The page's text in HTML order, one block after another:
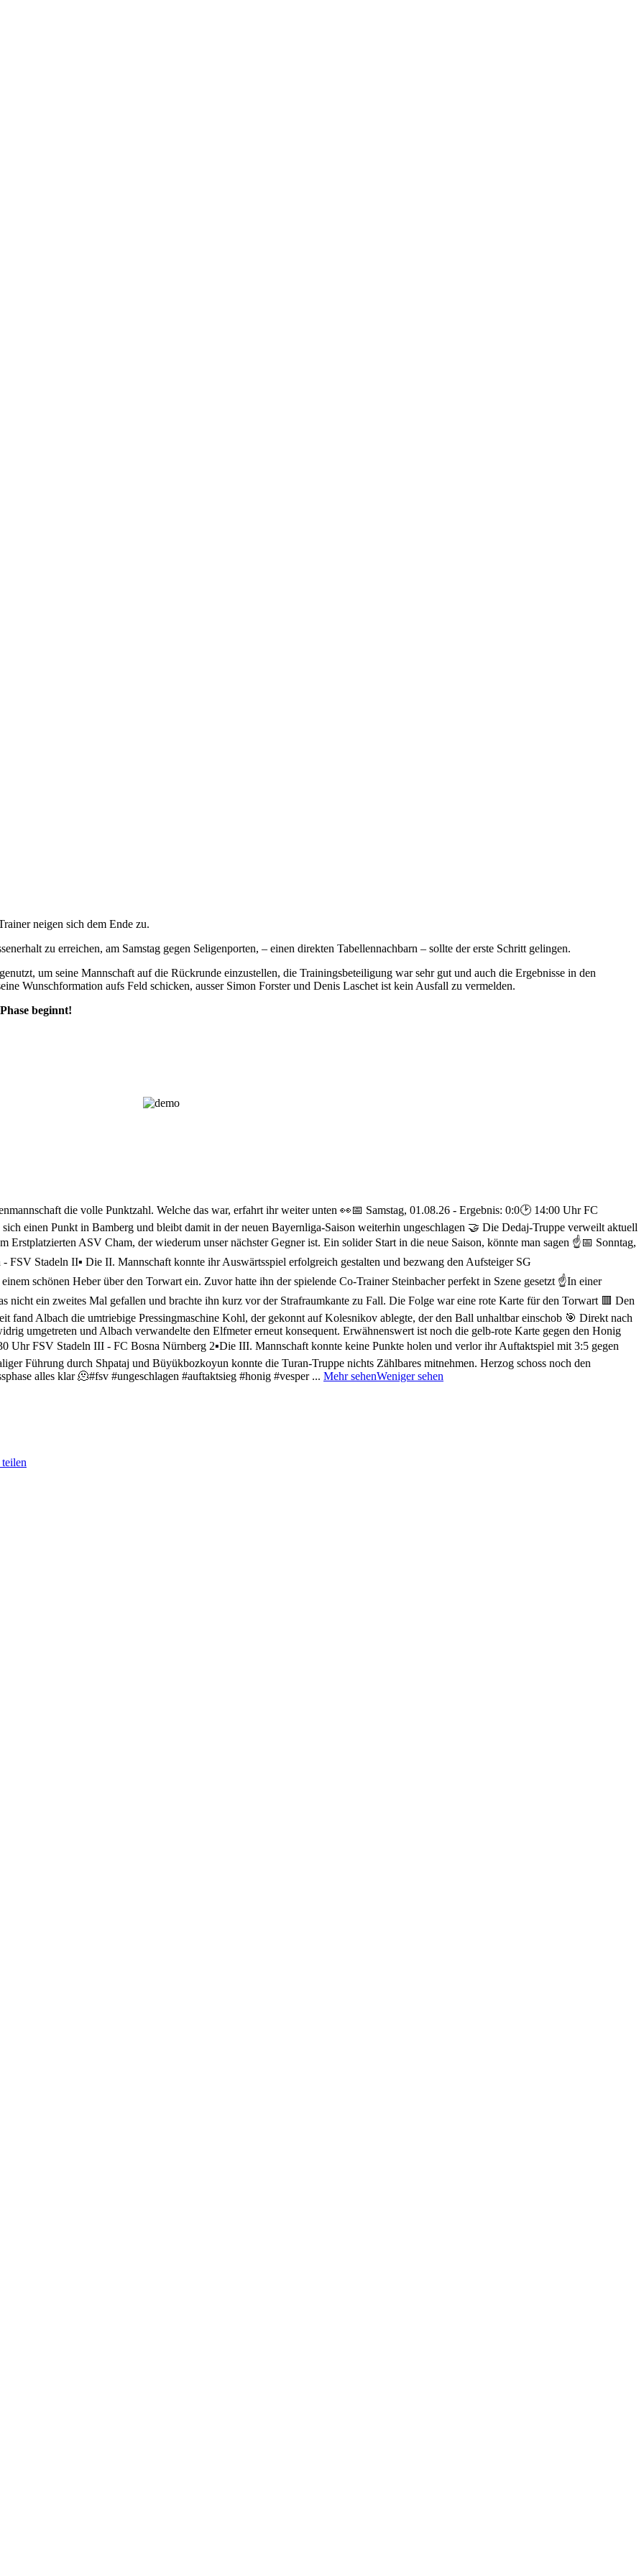
neigen sich dem Ende zu.
zu erreichen, am Samstag gegen Seligenporten, – einen direkten Tabellennachbarn – sollte der erste Schritt gelingen.
um seine Mannschaft auf die Rückrunde einzustellen, die Trainingsbeteiligung war sehr gut und auch die Ergebnisse in den
Wunschformation aufs Feld schicken, ausser Simon Forster und Denis Laschet ist kein Ausfall zu vermelden.
beginnt!
die volle Punktzahl. Welche das war, erfahrt ihr weiter unten 👀📅 Samstag, 01.08.26 - Ergebnis: 0:0🕑 14:00 Uhr FC
einen Punkt in Bamberg und bleibt damit in der neuen Bayernliga-Saison weiterhin ungeschlagen 🤝 Die Dedaj-Truppe verweilt aktuell
ASV Cham, der wiederum unser nächster Gegner ist. Ein solider Start in die neue Saison, könnte man sagen ☝️📅 Sonntag,
- FSV Stadeln II▪️ Die II. Mannschaft konnte ihr Auswärtsspiel erfolgreich gestalten und bezwang den Aufsteiger SG
schönen Heber über den Torwart ein. Zuvor hatte ihn der spielende Co-Trainer Steinbacher perfekt in Szene gesetzt ☝️In einer
nicht ein zweites Mal gefallen und brachte ihn kurz vor der Strafraumkante zu Fall. Die Folge war eine rote Karte für den Torwart 🟥 Den
fand Albach die umtriebige Pressingmaschine Kohl, der gekonnt auf Kolesnikov ablegte, der den Ball unhaltbar einschob 🎯 Direkt nach
umgetreten und Albach verwandelte den Elfmeter erneut konsequent. Erwähnenswert ist noch die gelb-rote Karte gegen den Honig
Uhr FSV Stadeln III - FC Bosna Nürnberg 2▪️Die III. Mannschaft konnte keine Punkte holen und verlor ihr Auftaktspiel mit 3:5 gegen
Führung durch Shpataj und Büyükbozkoyun konnte die Turan-Truppe nichts Zählbares mitnehmen. Herzog schoss noch den
alles klar 🫠#fsv #ungeschlagen #auftaktsieg #honig #vesper ... Mehr sehenWeniger sehen